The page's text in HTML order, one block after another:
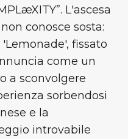
L'ascesa
conosce sosta:
fissato
come un
a sconvolgere
sorbendosi
e la
introvabile